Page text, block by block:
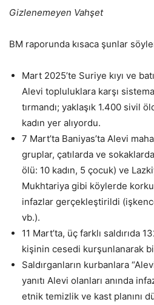
Gizlenemeyen Vahşet
BM raporunda kısaca şunlar
Mart 2025’te Suriye kıyı ve
Alevi topluluklara karşı
tırmandı; yaklaşık 1.400 sivil
kadın yer alıyordu.
7 Mart’ta Baniyas’ta Alevi
gruplar, çatılarda ve
ölü: 10 kadın, 5 çocuk) ve
Mukhtariya gibi köylerde
infazlar gerçekleştirildi
vb.).
11 Mart’ta, üç farklı saldırıda
kişinin cesedi kurşunlanarak
Saldırganların kurbanlara
yanıtı Alevi olanları anında
etnik temizlik ve kast planını